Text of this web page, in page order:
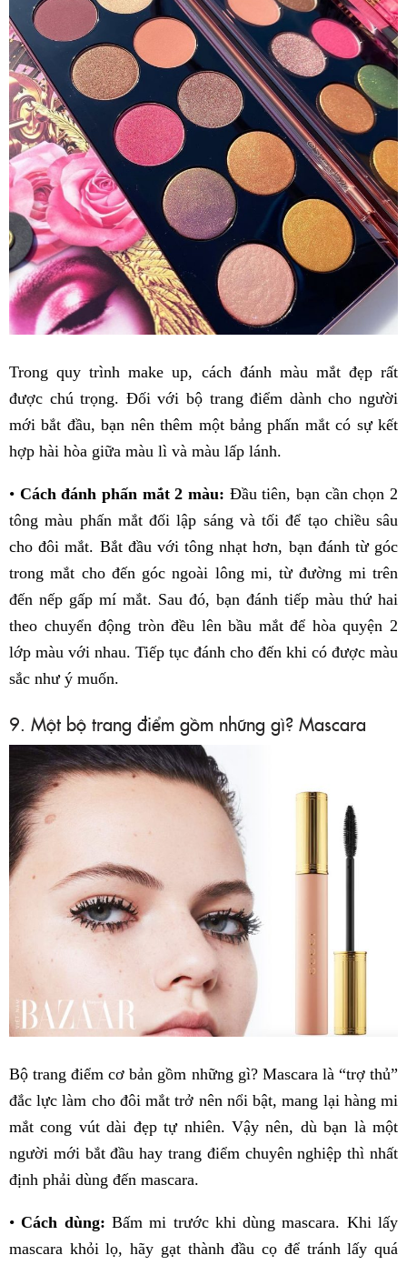
Trong quy trình make up, cách đánh màu mắt đẹp rất
được chú trọng. Đối với bộ trang điểm dành cho người
mới bắt đầu, bạn nên thêm một bảng phấn mắt có sự kết
hợp hài hòa giữa màu lì và màu lấp lánh.
• Cách đánh phấn mắt 2 màu: Đầu tiên, bạn cần chọn 2
tông màu phấn mắt đối lập sáng và tối để tạo chiều sâu
cho đôi mắt. Bắt đầu với tông nhạt hơn, bạn đánh từ góc
trong mắt cho đến góc ngoài lông mi, từ đường mi trên
đến nếp gấp mí mắt. Sau đó, bạn đánh tiếp màu thứ hai
theo chuyển động tròn đều lên bầu mắt để hòa quyện 2
lớp màu với nhau. Tiếp tục đánh cho đến khi có được màu
sắc như ý muốn.
9. Một bộ trang điểm gồm những gì? Mascara
Bộ trang điểm cơ bản gồm những gì? Mascara là “trợ thủ”
đắc lực làm cho đôi mắt trở nên nổi bật, mang lại hàng mi
mắt cong vút dài đẹp tự nhiên. Vậy nên, dù bạn là một
người mới bắt đầu hay trang điểm chuyên nghiệp thì nhất
định phải dùng đến mascara.
•Cách dùng: Bấm mi trước khi dùng mascara. Khi lấy
mascara khỏi lọ, hãy gạt thành đầu cọ để tránh lấy quá